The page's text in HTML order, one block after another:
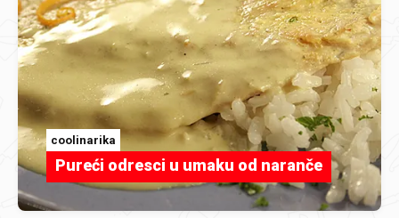
coolinarika
Pureći odresci u umaku od naranče